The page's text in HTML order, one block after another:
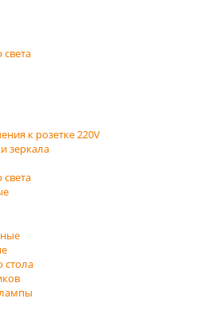
к розетке 220V
зеркала
стола